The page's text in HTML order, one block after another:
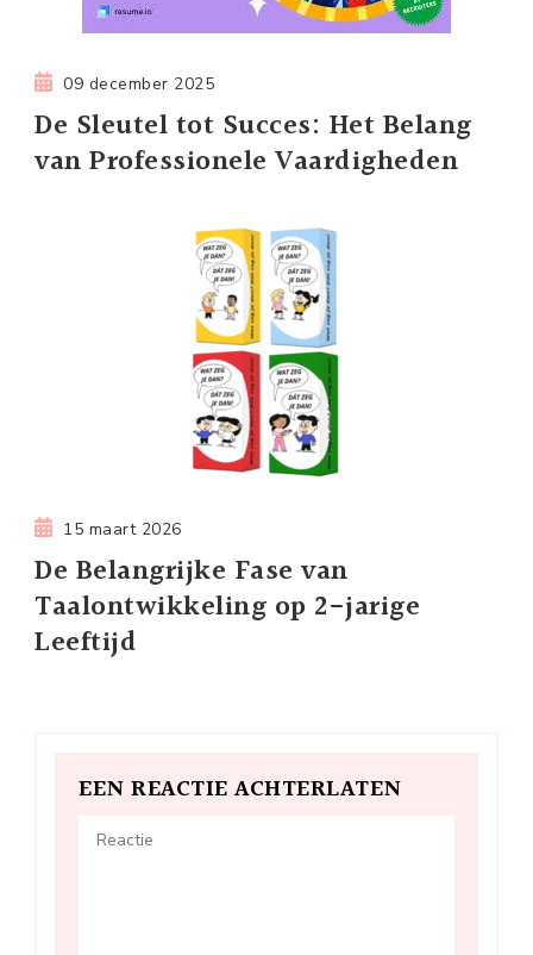
09 december 2025
De Sleutel tot Succes: Het Belang
van Professionele Vaardigheden
15 maart 2026
De Belangrijke Fase van
Taalontwikkeling op 2-jarige
Leeftijd
EEN REACTIE ACHTERLATEN